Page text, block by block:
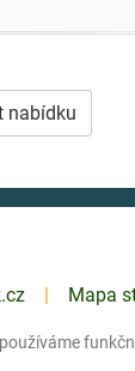
nabídku
Mapa